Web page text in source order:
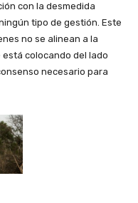
con la desmedida
tipo de gestión. Este
no se alinean a la
colocando del lado
necesario para